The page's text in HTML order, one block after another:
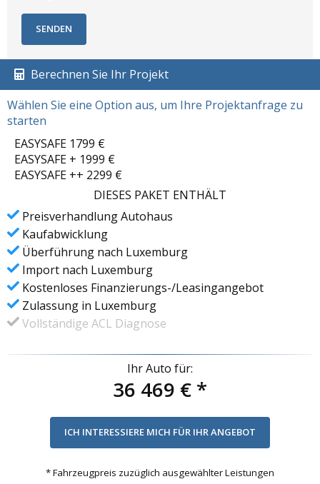
Berechnen Sie Ihr Projekt
Wählen Sie eine Option aus, um Ihre Projektanfrage zu
starten
EASYSAFE 1799 €
EASYSAFE + 1999 €
EASYSAFE ++ 2299 €
DIESES PAKET ENTHÄLT
Preisverhandlung Autohaus
Kaufabwicklung
Überführung nach Luxemburg
Import nach Luxemburg
Kostenloses Finanzierungs-/Leasingangebot
Zulassung in Luxemburg
Vollständige ACL Diagnose
Ihr Auto für:
36 469 € *
* Fahrzeugpreis zuzüglich ausgewählter Leistungen